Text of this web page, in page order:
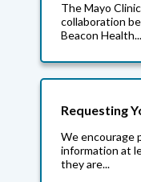
The Mayo
collaboration
Beacon Health...
Requesting
We encourage
information at
they are...